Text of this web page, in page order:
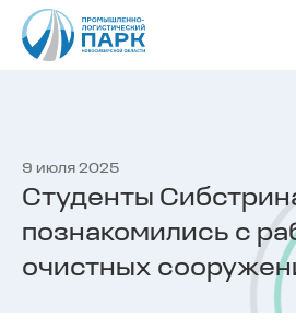
На главную
страницу
9 июля 2025
Студенты
познакомились с
очистных